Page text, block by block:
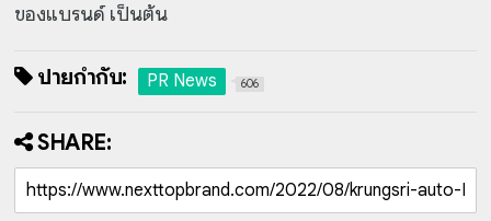
ของแบรนด์ เป็นต้น
ป้ายกำกับ: PR News 606
SHARE: